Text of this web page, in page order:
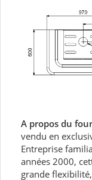
A propos du
vendu en
Entreprise
années 2000,
grande